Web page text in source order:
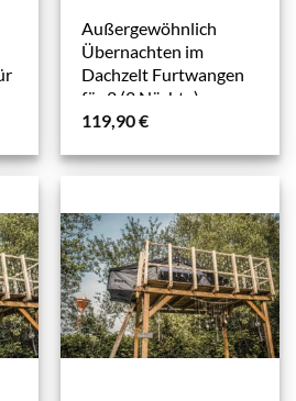
Außergewöhnlich
Übernachten im
Dachzelt Furtwangen
für 2 (2 Nächte)
119,90€